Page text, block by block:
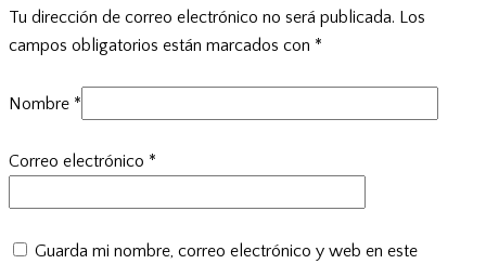
Tu dirección de correo electrónico no será publicada. Los
campos obligatorios están marcados con *
Nombre *
Correo electrónico *
Guarda mi nombre, correo electrónico y web en este